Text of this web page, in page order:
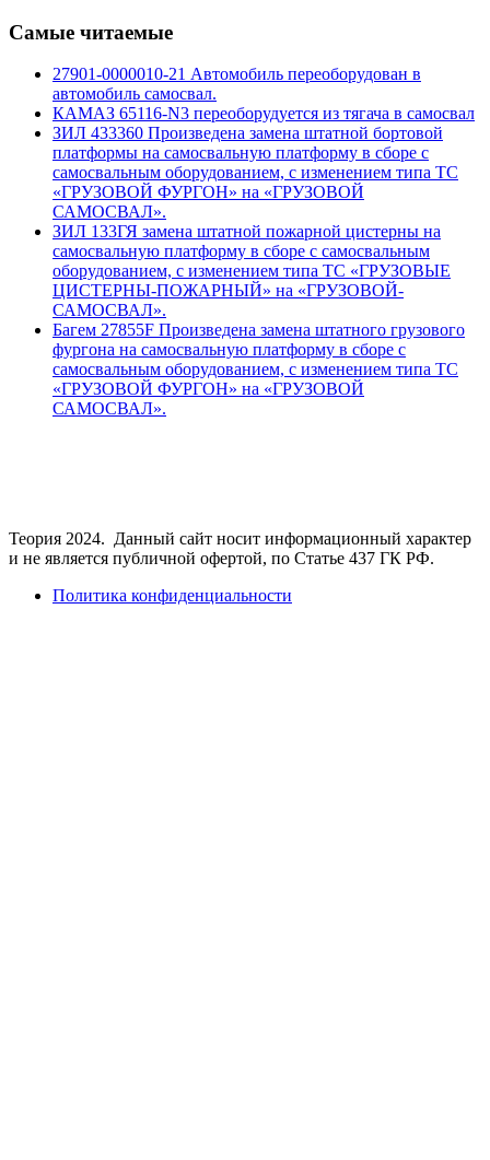
Самые читаемые
27901-0000010-21 Автомобиль переоборудован в
автомобиль самосвал.
КАМАЗ 65116-N3 переоборудуется из тягача в самосвал
ЗИЛ 433360 Произведена замена штатной бортовой
платформы на самосвальную платформу в сборе с
самосвальным оборудованием, с изменением типа ТС
«ГРУЗОВОЙ ФУРГОН» на «ГРУЗОВОЙ
САМОСВАЛ».
ЗИЛ 133ГЯ замена штатной пожарной цистерны на
самосвальную платформу в сборе с самосвальным
оборудованием, с изменением типа ТС «ГРУЗОВЫЕ
ЦИСТЕРНЫ-ПОЖАРНЫЙ» на «ГРУЗОВОЙ-
САМОСВАЛ».
Багем 27855F Произведена замена штатного грузового
фургона на самосвальную платформу в сборе с
самосвальным оборудованием, с изменением типа ТС
«ГРУЗОВОЙ ФУРГОН» на «ГРУЗОВОЙ
САМОСВАЛ».
Теория 2024. Данный сайт носит информационный характер
и не является публичной офертой, по Статье 437 ГК РФ.
Политика конфиденциальности